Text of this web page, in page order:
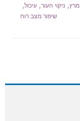
מרץ, ניקוי העור, עיכול,
שיפור מצב רוח